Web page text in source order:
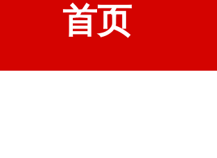
首页